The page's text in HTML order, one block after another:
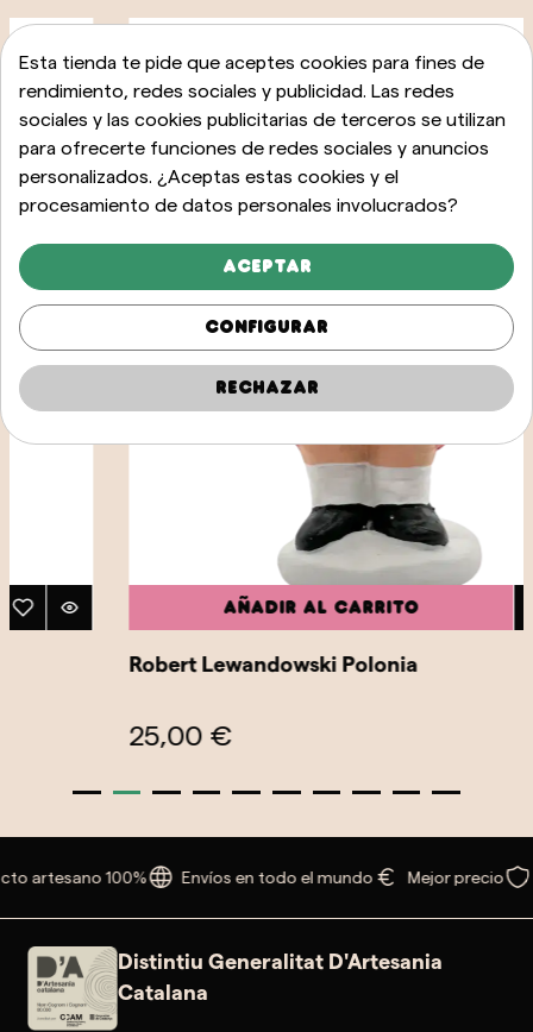
Añadir al carrito
Robert Lewandowski Polonia
25,00 €
artesano 100% Envíos en todo el mundo Mejor precio
Distintiu Generalitat D'Artesania
Catalana
Esta tienda te pide que aceptes cookies para fines de
rendimiento, redes sociales y publicidad. Las redes
sociales y las cookies publicitarias de terceros se utilizan
para ofrecerte funciones de redes sociales y anuncios
personalizados. ¿Aceptas estas cookies y el
procesamiento de datos personales involucrados?
Aceptar
Configurar
Rechazar